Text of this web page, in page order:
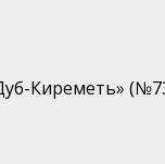
Киреметь»